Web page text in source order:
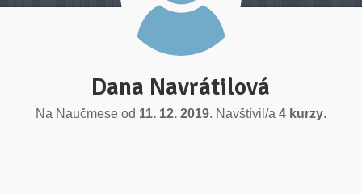
Dana Navrátilová
Na Naučmese od 11. 12. 2019. Navštívil/a 4 kurzy.